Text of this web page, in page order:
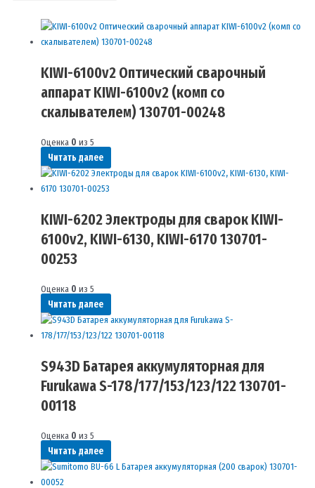
KIWI-6100v2 Оптический сварочный
аппарат KIWI-6100v2 (комп со
скалывателем) 130701-00248
Оценка 0 из 5
Читать далее
KIWI-6202 Электроды для сварок KIWI-
6100v2, KIWI-6130, KIWI-6170 130701-
00253
Оценка 0 из 5
Читать далее
S943D Батарея аккумуляторная для
Furukawa S-178/177/153/123/122 130701-
00118
Оценка 0 из 5
Читать далее